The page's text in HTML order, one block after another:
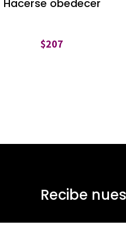
Hacerse obedecer
$207
Recibe